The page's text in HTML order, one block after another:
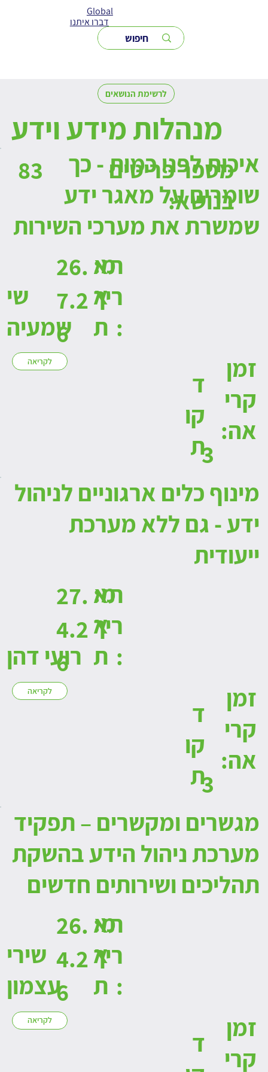
Global
דברו איתנו
83
מנהלות מידע וידע
מספר פריטים
בנושא:
לרשימת הנושאים
שי
שמעיה
לקריאה
26.
7.2
6
איכות לפני כמות - כך
שומרים על מאגר ידע
שמשרת את מערכי השירות
תא
ריך
:
:מ
א
ת
זמן
קרי
אה:
3
ד
קו
ת
רועי דהן
לקריאה
27.
4.2
6
מינוף כלים ארגוניים לניהול
ידע - גם ללא מערכת
ייעודית
תא
ריך
:
:מ
א
ת
זמן
קרי
אה:
3
ד
קו
ת
שירי
עצמון
לקריאה
26.
4.2
6
מגשרים ומקשרים – תפקיד
מערכת ניהול הידע בהשקת
תהליכים ושירותים חדשים
תא
ריך
:
:מ
א
ת
זמן
קרי
ד